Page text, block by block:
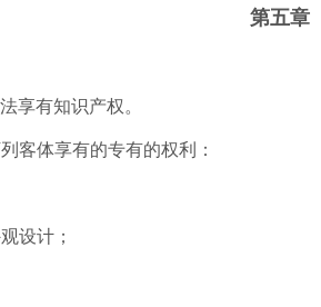
第五章
享有知识产权。
客体享有的专有的权利：
设计；